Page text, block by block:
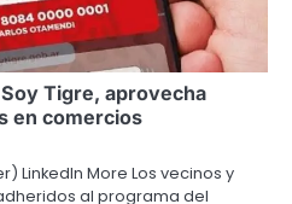
Tigre, aprovecha
en comercios
LinkedIn More Los vecinos y
al programa del